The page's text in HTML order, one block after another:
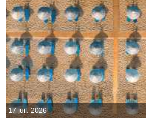
17 juil. 2026